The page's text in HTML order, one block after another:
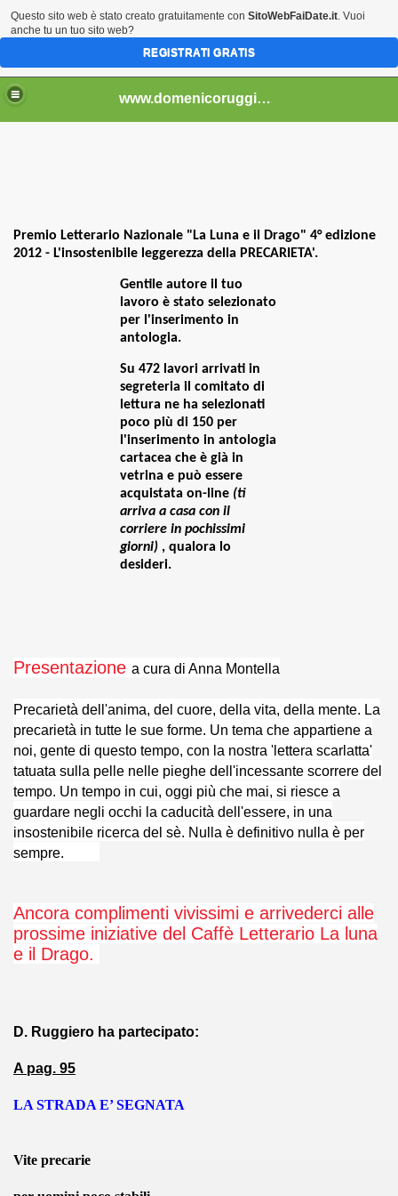
..................................
www.domenicoruggiero.it.gg
Premio Letterario Nazionale "La Luna e il Drago" 4° edizione
2012 - L'insostenibile leggerezza della PRECARIETA'.
Gentile autore il tuo
lavoro è stato selezionato
per l'inserimento in
antologia.
Su 472 lavori arrivati in
segreteria il comitato di
lettura ne ha selezionati
poco più di 150 per
l'inserimento in antologia
cartacea che è già in
vetrina e può essere
acquistata on-line (ti
arriva a casa con il
corriere in pochissimi
giorni) , qualora lo
desideri.
Presentazione a cura di Anna Montella
Precarietà dell'anima, del cuore, della vita, della mente. La
precarietà in tutte le sue forme. Un tema che appartiene a
noi, gente di questo tempo, con la nostra 'lettera scarlatta'
tatuata sulla pelle nelle pieghe dell'incessante scorrere del
tempo. Un tempo in cui, oggi più che mai, si riesce a
guardare negli occhi la caducità dell'essere, in una
insostenibile ricerca del sè. Nulla è definitivo nulla è per
sempre.
Ancora complimenti vivissimi e arrivederci alle
prossime iniziative del Caffè Letterario La luna
e il Drago.
D. Ruggiero ha partecipato:
A pag. 95
LA STRADA E’ SEGNATA
Vite precarie
e non) - 4
Spurio - 18-08-011)
(31-10-011)
Edita (9-11-011)
(9-11-011)
in Casentino (12-11-2011)
01-2012)
(20-02-2012)
26-03-2012)
03-2012)
- 03-04-2012)
- 18-04-2012)
REA (19-04-2012)
Questo sito web è stato creato gratuitamente con SitoWebFaiDate.it. Vuoi
anche tu un tuo sito web?
REGISTRATI GRATIS